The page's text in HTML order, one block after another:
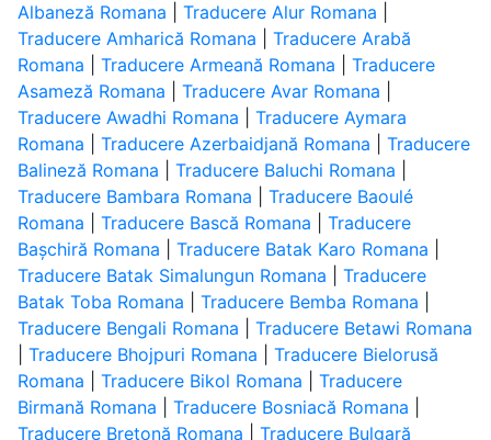
Albaneză Romana
Traducere Alur Romana
Traducere Amharică Romana
Traducere Arabă
Romana
Traducere Armeană Romana
Traducere
Asameză Romana
Traducere Avar Romana
Traducere Awadhi Romana
Traducere Aymara
Romana
Traducere Azerbaidjană Romana
Traducere
Balineză Romana
Traducere Baluchi Romana
Traducere Bambara Romana
Traducere Baoulé
Romana
Traducere Bască Romana
Traducere
Bașchiră Romana
Traducere Batak Karo Romana
Traducere Batak Simalungun Romana
Traducere
Batak Toba Romana
Traducere Bemba Romana
Traducere Bengali Romana
Traducere Betawi Romana
Traducere Bhojpuri Romana
Traducere Bielorusă
Romana
Traducere Bikol Romana
Traducere
Birmană Romana
Traducere Bosniacă Romana
Traducere Bretonă Romana
Traducere Bulgară